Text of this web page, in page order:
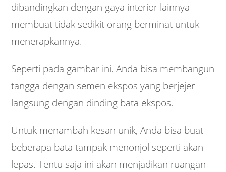
dibandingkan dengan gaya interior lainnya
membuat tidak sedikit orang berminat untuk
menerapkannya.
Seperti pada gambar ini, Anda bisa membangun
tangga dengan semen ekspos yang berjejer
langsung dengan dinding bata ekspos.
Untuk menambah kesan unik, Anda bisa buat
beberapa bata tampak menonjol seperti akan
lepas. Tentu saja ini akan menjadikan ruangan